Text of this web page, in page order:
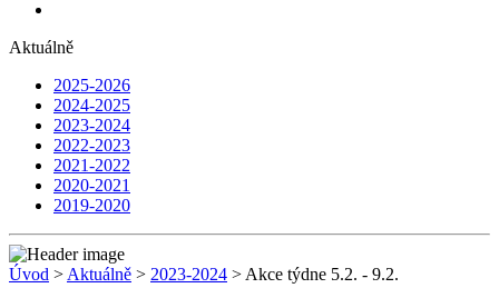
Aktuálně
2025-2026
2024-2025
2023-2024
2022-2023
2021-2022
2020-2021
2019-2020
Úvod > Aktuálně > 2023-2024 > Akce týdne 5.2. - 9.2.